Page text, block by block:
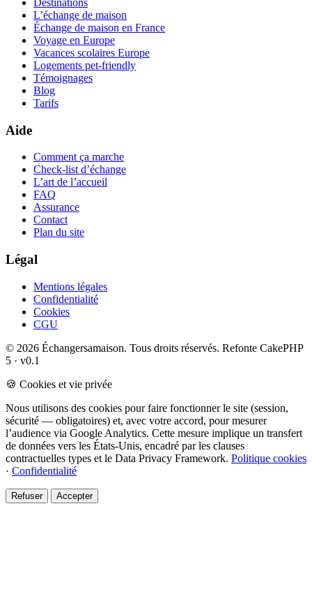
L’échange de maison
Échange de maison en France
Voyage en Europe
Vacances scolaires Europe
Logements pet-friendly
Témoignages
Blog
Tarifs
Aide
Comment ça marche
Check-list d’échange
L’art de l’accueil
FAQ
Assurance
Contact
Plan du site
Légal
Mentions légales
Confidentialité
Cookies
CGU
© 2026 Échangersamaison. Tous droits réservés. Refonte CakePHP
5 · v0.1
🍪 Cookies et vie privée
Nous utilisons des cookies pour faire fonctionner le site (session,
sécurité — obligatoires) et, avec votre accord, pour mesurer
l’audience via Google Analytics. Cette mesure implique un transfert
de données vers les États-Unis, encadré par les clauses
contractuelles types et le Data Privacy Framework. Politique cookies
· Confidentialité
Refuser Accepter